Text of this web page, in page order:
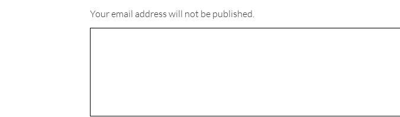
Your email address will not be published.